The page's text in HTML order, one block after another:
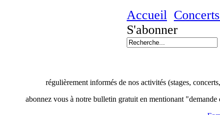
Accueil
S'abonner
régulièrement informés de nos activités (stages,
abonnez vous à notre bulletin gratuit en mentionant "demande